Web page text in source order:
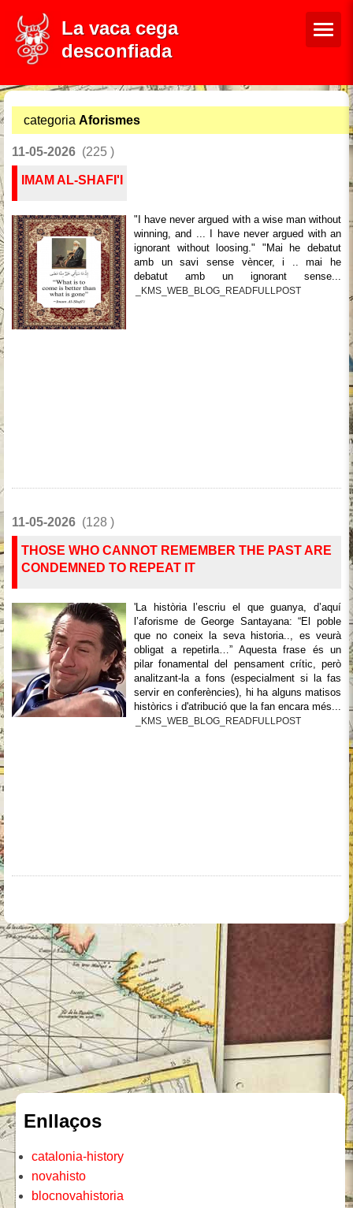
La vaca cega
desconfiada
categoria Aforismes
11-05-2026 (225 )
IMAM AL-SHAFI'I
"I have never argued with a wise man without
winning, and ... I have never argued with an
ignorant without loosing." "Mai he debatut
amb un savi sense vèncer, i .. mai he
debatut amb un ignorant sense...
_KMS_WEB_BLOG_READFULLPOST
11-05-2026 (128 )
THOSE WHO CANNOT REMEMBER THE PAST ARE
CONDEMNED TO REPEAT IT
'La història l’escriu el que guanya, d’aquí
l’aforisme de George Santayana: “El poble
que no coneix la seva historia.., es veurà
obligat a repetirla…” Aquesta frase és un
pilar fonamental del pensament crític, però
analitzant-la a fons (especialment si la fas
servir en conferències), hi ha alguns matisos
històrics i d'atribució que la fan encara més...
_KMS_WEB_BLOG_READFULLPOST
Enllaços
catalonia-history
novahisto
blocnovahistoria